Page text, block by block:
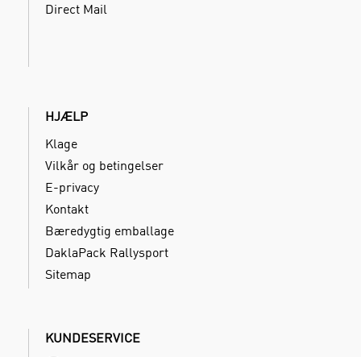
Direct Mail
HJÆLP
Klage
Vilkår og betingelser
E-privacy
Kontakt
Bæredygtig emballage
DaklaPack Rallysport
Sitemap
KUNDESERVICE